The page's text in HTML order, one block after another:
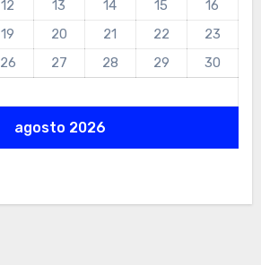
agosto 2026
12 13 14 15
16
19 20 21 22
23
26 27 28 29
30